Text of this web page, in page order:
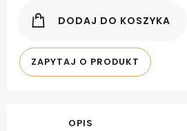
DODAJ DO KOSZYKA
ZAPYTAJ O PRODUKT
OPIS